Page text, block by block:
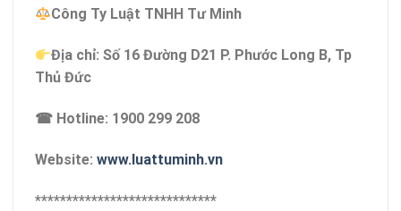
Công Ty Luật TNHH Tư Minh
Địa chỉ: Số 16 Đường D21 P. Phước Long B, Tp
Thủ Đức
☎ Hotline: 1900 299 208
Website: www.luattuminh.vn
*****************************